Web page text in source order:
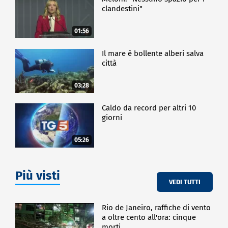
01:56
clandestini"
03:28
Il mare è bollente alberi salva
città
05:26
Caldo da record per altri 10
giorni
Più visti VEDI TUTTI
Rio de Janeiro, raffiche di vento
a oltre cento all'ora: cinque